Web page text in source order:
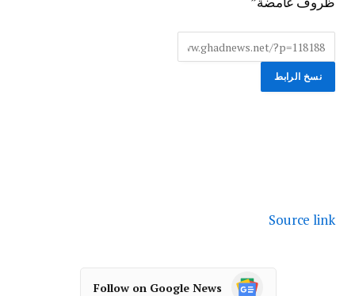
نسخ الرابط
Source link
Follow on Google News